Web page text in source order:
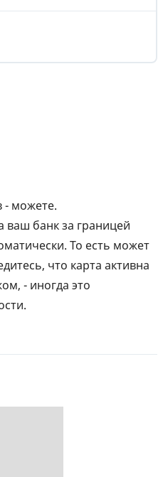
- можете.
ваш банк за границей
То есть может
что карта активна
- иногда это